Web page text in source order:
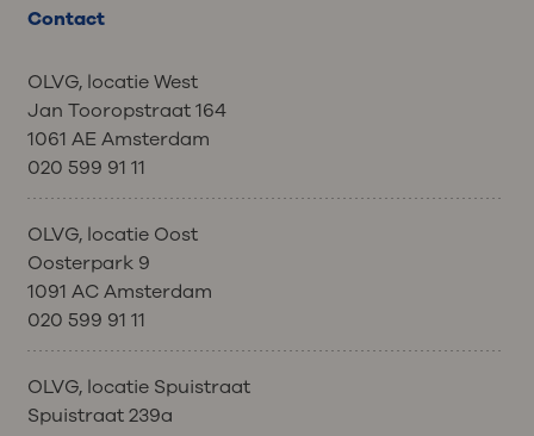
Contact
OLVG, locatie West
Jan Tooropstraat 164
1061 AE Amsterdam
020 599 91 11
OLVG, locatie Oost
Oosterpark 9
1091 AC Amsterdam
020 599 91 11
OLVG, locatie Spuistraat
Spuistraat 239a